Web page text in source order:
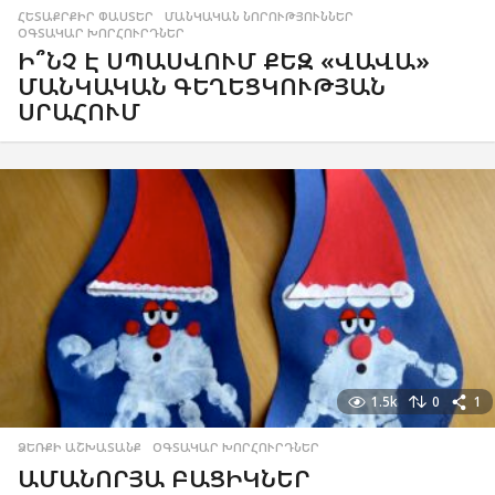
ՀԵՏԱՔՐՔԻՐ ՓԱՍՏԵՐ ,ՄԱՆԿԱԿԱՆ ՆՈՐՈՒԹՅՈՒՆՆԵՐ
ՕԳՏԱԿԱՐ ԽՈՐՀՈՒՐԴՆԵՐ
Ի՞ՆՉ Է ՍՊԱՍՎՈՒՄ ՔԵԶ «ՎԱՎԱ»
ՄԱՆԿԱԿԱՆ ԳԵՂԵՑԿՈՒԹՅԱՆ
ՍՐԱՀՈՒՄ
1.5k 0 1
ՁԵՌՔԻ ԱՇԽԱՏԱՆՔ ,ՕԳՏԱԿԱՐ ԽՈՐՀՈՒՐԴՆԵՐ
ԱՄԱՆՈՐՅԱ ԲԱՑԻԿՆԵՐ